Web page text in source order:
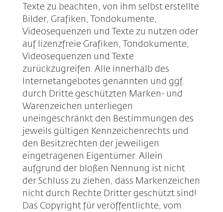
Texte zu beachten, von ihm selbst erstellte
Bilder, Grafiken, Tondokumente,
Videosequenzen und Texte zu nutzen oder
auf lizenzfreie Grafiken, Tondokumente,
Videosequenzen und Texte
zurückzugreifen. Alle innerhalb des
Internetangebotes genannten und ggf.
durch Dritte geschützten Marken- und
Warenzeichen unterliegen
uneingeschränkt den Bestimmungen des
jeweils gültigen Kennzeichenrechts und
den Besitzrechten der jeweiligen
eingetragenen Eigentümer. Allein
aufgrund der bloßen Nennung ist nicht
der Schluss zu ziehen, dass Markenzeichen
nicht durch Rechte Dritter geschützt sind!
Das Copyright für veröffentlichte, vom